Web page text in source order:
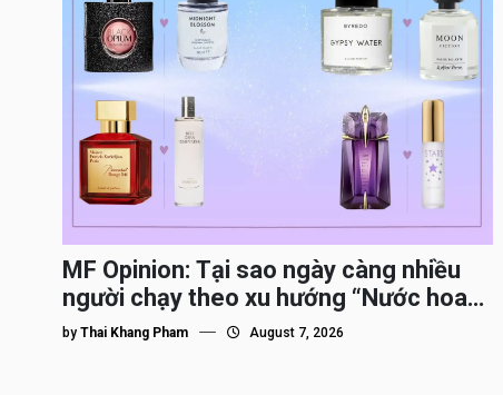
MF Opinion: Tại sao ngày càng nhiều
người chạy theo xu hướng “Nước hoa
Dupe”?
by Thai Khang Pham August 7, 2026